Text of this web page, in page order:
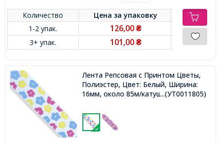
Количество Цена заупаковку
1-2 упак.
126,00 ₴
3+ упак. 101,00 ₴
Лента Репсовая с Принтом Цветы,
Полиэстер, Цвет: Белый, Ширина:
16мм, около 85м/катушка,...(УТ0011805)